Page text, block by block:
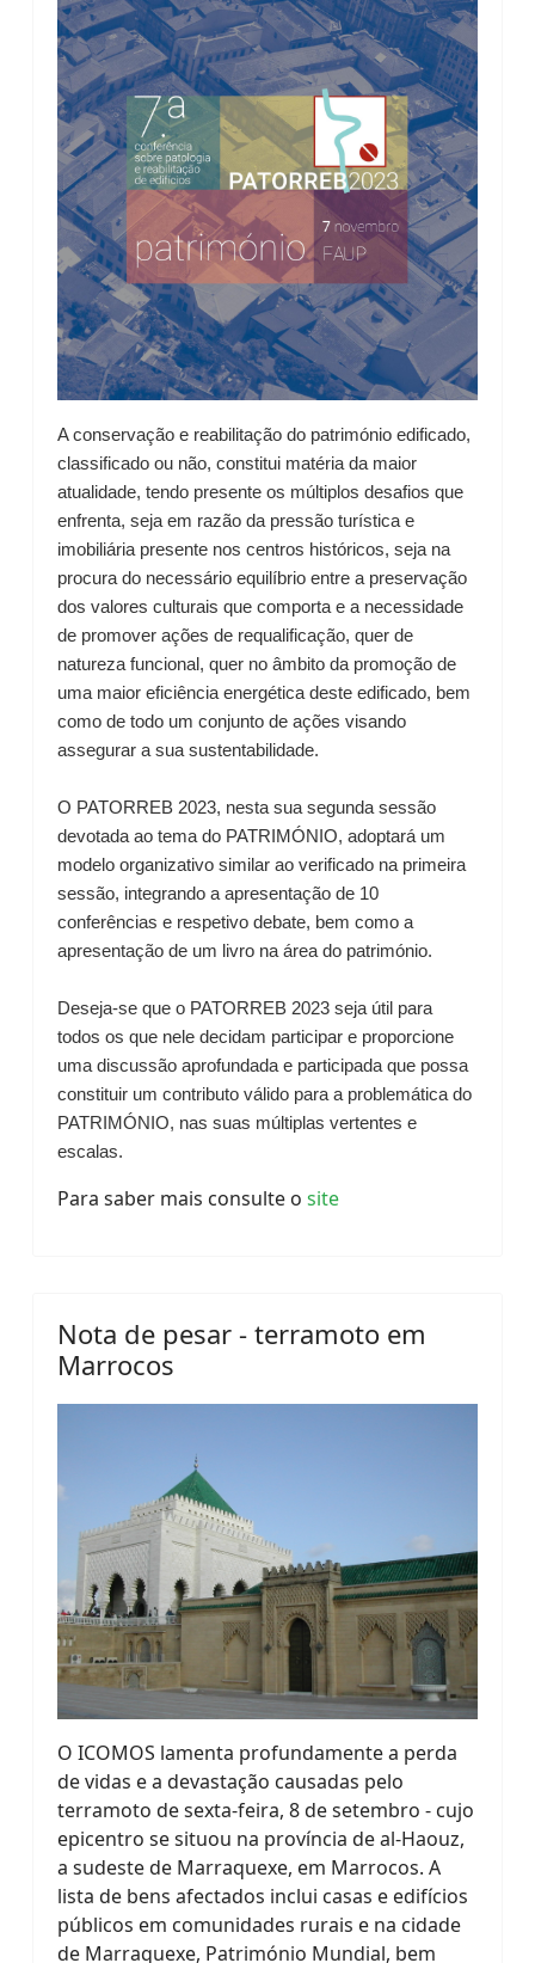
A conservação e reabilitação do património edificado,
classificado ou não, constitui matéria da maior
atualidade, tendo presente os múltiplos desafios que
enfrenta, seja em razão da pressão turística e
imobiliária presente nos centros históricos, seja na
procura do necessário equilíbrio entre a preservação
dos valores culturais que comporta e a necessidade
de promover ações de requalificação, quer de
natureza funcional, quer no âmbito da promoção de
uma maior eficiência energética deste edificado, bem
como de todo um conjunto de ações visando
assegurar a sua sustentabilidade.
O PATORREB 2023, nesta sua segunda sessão
devotada ao tema do PATRIMÓNIO, adoptará um
modelo organizativo similar ao verificado na primeira
sessão, integrando a apresentação de 10
conferências e respetivo debate, bem como a
apresentação de um livro na área do património.
Deseja-se que o PATORREB 2023 seja útil para
todos os que nele decidam participar e proporcione
uma discussão aprofundada e participada que possa
constituir um contributo válido para a problemática do
PATRIMÓNIO, nas suas múltiplas vertentes e
escalas.
Para saber mais consulte o site
Nota de pesar - terramoto em
Marrocos
O ICOMOS lamenta profundamente a perda
de vidas e a devastação causadas pelo
terramoto de sexta-feira, 8 de setembro - cujo
epicentro se situou na província de al-Haouz,
a sudeste de Marraquexe, em Marrocos. A
lista de bens afectados inclui casas e edifícios
públicos em comunidades rurais e na cidade
de Marraquexe, Património Mundial, bem